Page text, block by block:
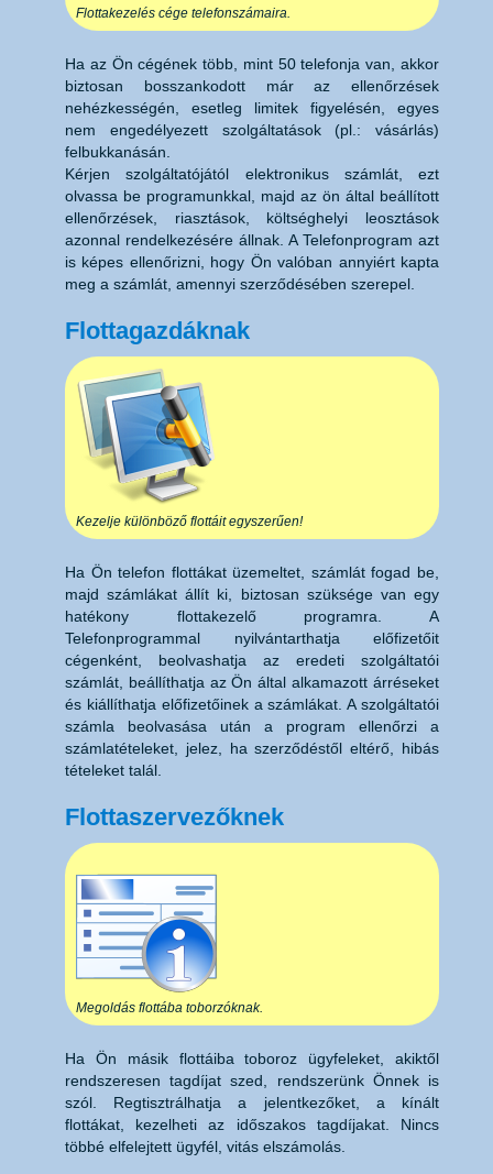
Flottakezelés cége telefonszámaira.
Ha az Ön cégének több, mint 50 telefonja van, akkor
biztosan bosszankodott már az ellenőrzések
nehézkességén, esetleg limitek figyelésén, egyes
nem engedélyezett szolgáltatások (pl.: vásárlás)
felbukkanásán.
Kérjen szolgáltatójától elektronikus számlát, ezt
olvassa be programunkkal, majd az ön által beállított
ellenőrzések, riasztások, költséghelyi leosztások
azonnal rendelkezésére állnak. A Telefonprogram azt
is képes ellenőrizni, hogy Ön valóban annyiért kapta
meg a számlát, amennyi szerződésében szerepel.
Flottagazdáknak
Kezelje különböző flottáit egyszerűen!
Ha Ön telefon flottákat üzemeltet, számlát fogad be,
majd számlákat állít ki, biztosan szüksége van egy
hatékony flottakezelő programra. A
Telefonprogrammal nyilvántarthatja előfizetőit
cégenként, beolvashatja az eredeti szolgáltatói
számlát, beállíthatja az Ön által alkamazott árréseket
és kiállíthatja előfizetőinek a számlákat. A szolgáltatói
számla beolvasása után a program ellenőrzi a
számlatételeket, jelez, ha szerződéstől eltérő, hibás
tételeket talál.
Flottaszervezőknek
Megoldás flottába toborzóknak.
Ha Ön másik flottáiba toboroz ügyfeleket, akiktől
rendszeresen tagdíjat szed, rendszerünk Önnek is
szól. Regtisztrálhatja a jelentkezőket, a kínált
flottákat, kezelheti az időszakos tagdíjakat. Nincs
többé elfelejtett ügyfél, vitás elszámolás.